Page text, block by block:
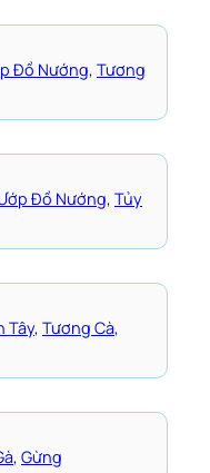
Đồ Nướng, Tương
Đồ Nướng, Tủy
Tây, Tương Cà
, Gừng